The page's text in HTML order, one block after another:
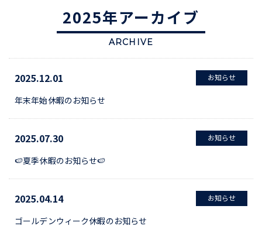
2025年アーカイブ
ARCHIVE
2025.12.01 お知らせ
年末年始休暇のお知らせ
2025.07.30 お知らせ
🍉夏季休暇のお知らせ🍉
2025.04.14 お知らせ
ゴールデンウィーク休暇のお知らせ